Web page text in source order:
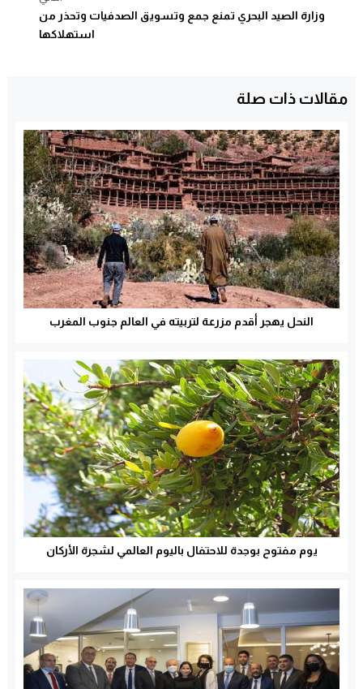
وزارة الصيد البحري تمنع جمع وتسويق الصدفيات وتحذر من
استهلاكها
مقالات ذات صلة
النحل يهجر أقدم مزرعة لتربيته في العالم جنوب المغرب
يوم مفتوح بوجدة للاحتفال باليوم العالمي لشجرة الأركان